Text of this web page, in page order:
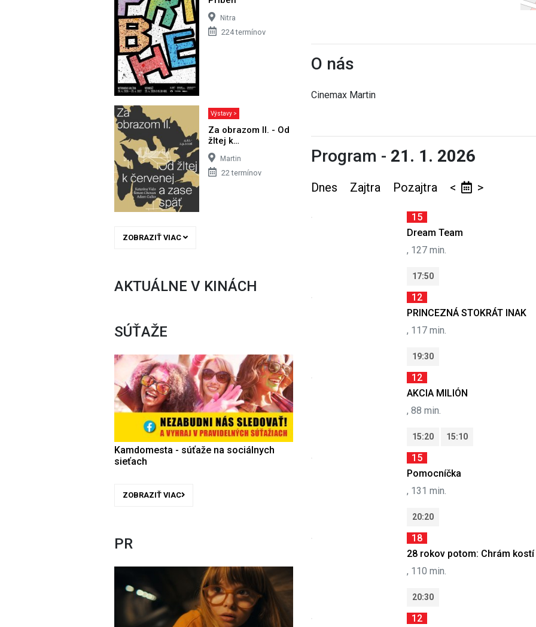
Nitra
224 termínov
Výstavy >
Za obrazom II. - Od
žltej k…
Martin
22 termínov
ZOBRAZIŤ VIAC
AKTUÁLNE V KINÁCH
SÚŤAŽE
Kamdomesta - súťaže na sociálnych
sieťach
ZOBRAZIŤ VIAC
PR
O nás
Cinemax Martin
Program - 21. 1. 2026
Dnes Zajtra Pozajtra < >
15
Dream Team
, 127 min.
17:50
12
PRINCEZNÁ STOKRÁT INAK
, 117 min.
19:30
12
AKCIA MILIÓN
, 88 min.
15:20 15:10
15
Pomocníčka
, 131 min.
20:20
18
28 rokov potom: Chrám kostí
, 110 min.
20:30
12